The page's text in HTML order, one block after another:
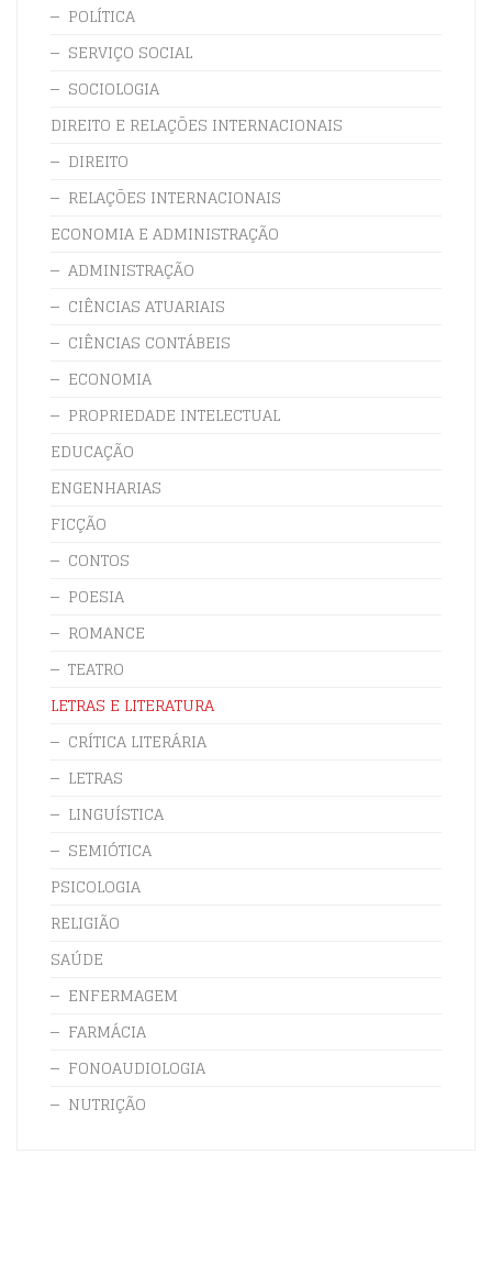
POLÍTICA
SERVIÇO SOCIAL
SOCIOLOGIA
DIREITO E RELAÇÕES INTERNACIONAIS
DIREITO
RELAÇÕES INTERNACIONAIS
ECONOMIA E ADMINISTRAÇÃO
ADMINISTRAÇÃO
CIÊNCIAS ATUARIAIS
CIÊNCIAS CONTÁBEIS
ECONOMIA
PROPRIEDADE INTELECTUAL
EDUCAÇÃO
ENGENHARIAS
FICÇÃO
CONTOS
POESIA
ROMANCE
TEATRO
LETRAS E LITERATURA
CRÍTICA LITERÁRIA
LETRAS
LINGUÍSTICA
SEMIÓTICA
PSICOLOGIA
RELIGIÃO
SAÚDE
ENFERMAGEM
FARMÁCIA
FONOAUDIOLOGIA
NUTRIÇÃO